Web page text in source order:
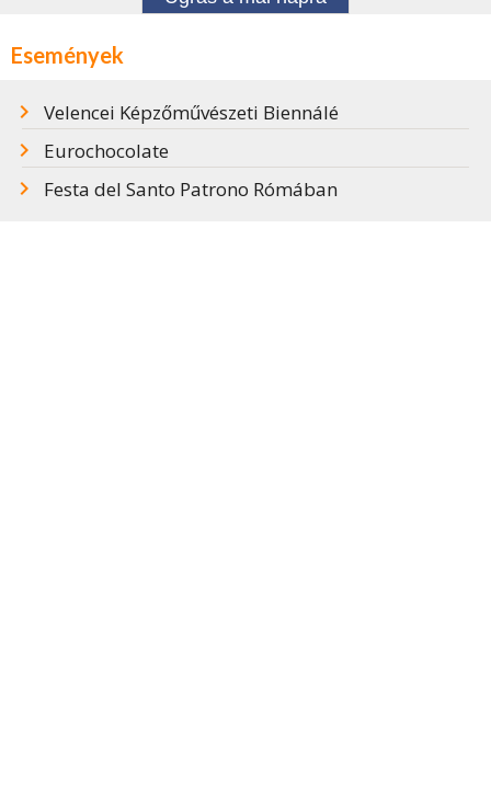
Események
Velencei Képzőművészeti Biennálé
Eurochocolate
Festa del Santo Patrono Rómában